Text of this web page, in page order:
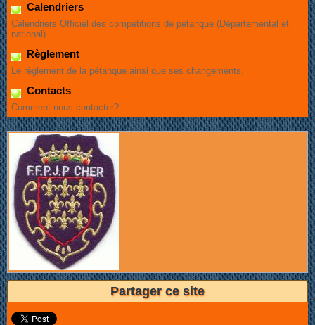
Calendriers
Calendriers Officiel des compétitions de pétanque (Départemental et
national)
Règlement
Le règlement de la pétanque ainsi que ses changements.
Contacts
Comment nous contacter?
Partager ce site